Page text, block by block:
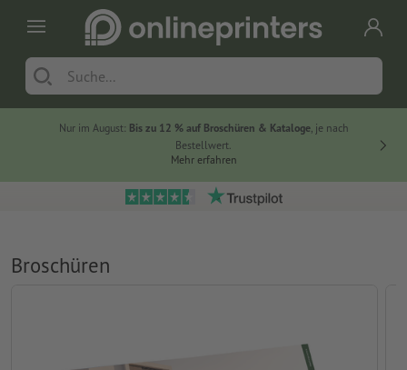
Nur im August: Bis zu 12 % auf Broschüren & Kataloge, je nach
Bestellwert.
Mehr erfahren
Broschüren